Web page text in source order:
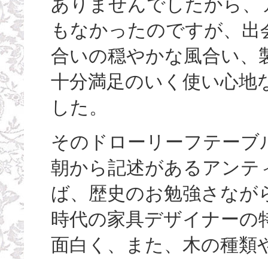
ありませんでしたから
もなかったのですが、
合いの穏やかな風合い、
十分満足のいく使い心地
した。
そのドローリーフテー
朝から記述があるアンテ
ば、歴史のお勉強さなが
時代の家具デザイナーの
面白く、また、木の種類